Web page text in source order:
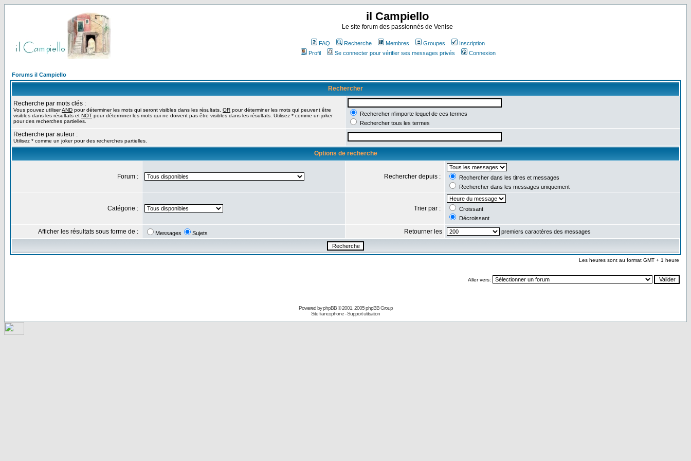
il Campiello
Le site forum des passionnés de Venise
FAQ Recherche Membres Groupes
Inscription
Profil
Se connecter pour vérifier ses messages privés Connexion
Forums il Campiello
Rechercher
Recherche par mots clés :
Vous pouvez utiliserAND pour déterminer les mots qui seront visibles dans les résultats, OR pour déterminer les mots qui peuvent être
visibles dans les résultats et NOT pour déterminer les mots qui ne doivent pas être visibles dans les résultats. Utilisez * comme un joker
pour des recherches partielles.
Rechercher n'importe lequel de ces termes
Rechercher tous les termes
Recherche par auteur :
Utilisez * comme un joker pour des recherches partielles.
Options de recherche
Forum : Rechercher depuis :
Rechercher dans les titres et messages
Rechercher dans les messages uniquement
Catégorie : Trier par :
Croissant
Décroissant
Afficher les résultats sous forme de : Messages Sujets Retourner les premiers caractères des messages
Les heures sont au format GMT + 1 heure
Aller vers:
Powered byphpBB© 2001, 2005 phpBB Group
Site francophone-Support utilisation